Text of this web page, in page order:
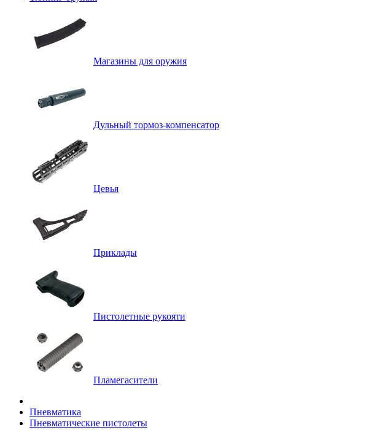
Магазины для оружия
Дульный тормоз-компенсатор
Цевья
Приклады
Пистолетные рукояти
Пламегасители
Пневматика
Пневматические пистолеты